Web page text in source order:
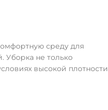
среду для
Уборка не только
высокой плотности